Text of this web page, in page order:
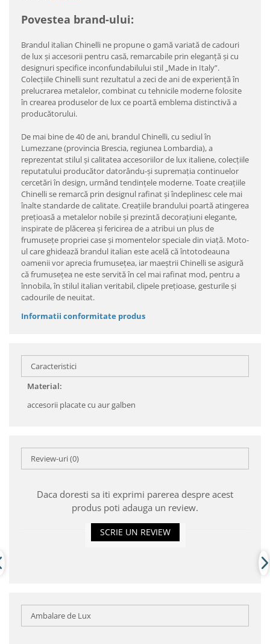
Povestea brand-ului:
Brandul italian Chinelli ne propune o gamă variată de cadouri
de lux şi accesorii pentru casă, remarcabile prin eleganţă şi cu
designuri specifice inconfundabilului stil „Made in Italy”.
Colecţiile Chinelli sunt rezultatul a zeci de ani de experienţă în
prelucrarea metalelor, combinat cu tehnicile moderne folosite
în crearea produselor de lux ce poartă emblema distinctivă a
producătorului.
De mai bine de 40 de ani, brandul Chinelli, cu sediul în
Lumezzane (provincia Brescia, regiunea Lombardia), a
reprezentat stilul şi calitatea accesoriilor de lux italiene, colecţiile
reputatului producător datorându-şi supremaţia continuelor
cercetări în design, urmând tendinţele moderne. Toate creaţiile
Chinelli se remarcă prin designul rafinat şi îndeplinesc cele mai
înalte standarde de calitate. Creaţiile brandului poartă atingerea
preţioasă a metalelor nobile şi prezintă decoraţiuni elegante,
inspirate de plăcerea şi fericirea de a atribui un plus de
frumuseţe propriei case şi momentelor speciale din viaţă. Moto-
ul care ghidează brandul italian este acelă că întotodeauna
oamenii vor aprecia frumuseţea, iar maeştrii Chinelli se asigură
că frumuseţea ne este servită în cel mai rafinat mod, pentru a
înnobila, în stilul italian veritabil, clipele preţioase, gesturile şi
cadourile de neuitat.
Informatii conformitate produs
Caracteristici
Material:
accesorii placate cu aur galben
Review-uri(0)
Daca doresti sa iti exprimi parerea despre acest
produs poti adauga un review.
SCRIE UN REVIEW
Ambalare de Lux